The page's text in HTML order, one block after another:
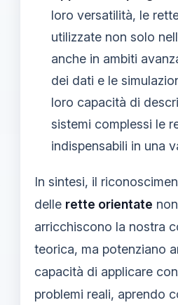
loro versatilità, le
utilizzate non solo
anche in ambiti
dei dati e le
loro capacità di
sistemi complessi le
indispensabili in una
In sintesi, il
delle rette orientate
arricchiscono la nostra
teorica, ma potenziano
capacità di applicare
problemi reali, aprendo